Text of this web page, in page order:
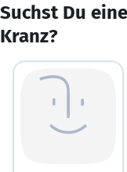
Suchst Du
Kranz?